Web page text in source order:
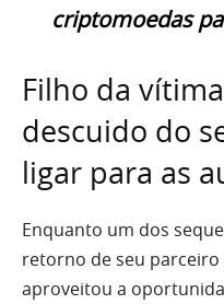
criptomoedas
Filho da
descuido do
ligar para as
Enquanto um dos
retorno de seu parceiro
aproveitou a